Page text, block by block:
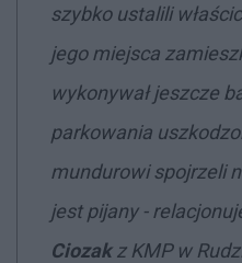
szybko ustalili
jego miejsca
wykonywał jeszcze
parkowania
mundurowi spojrzeli
jest pijany -
Ciozakz KMP w